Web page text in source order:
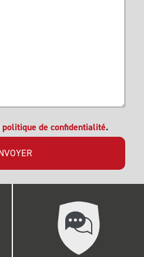
politique de confidentialité.